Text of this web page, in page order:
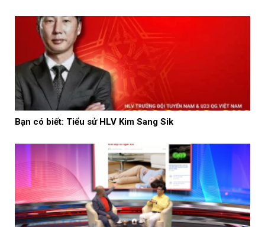
Bạn có biết: Tiểu sử HLV Kim Sang Sik